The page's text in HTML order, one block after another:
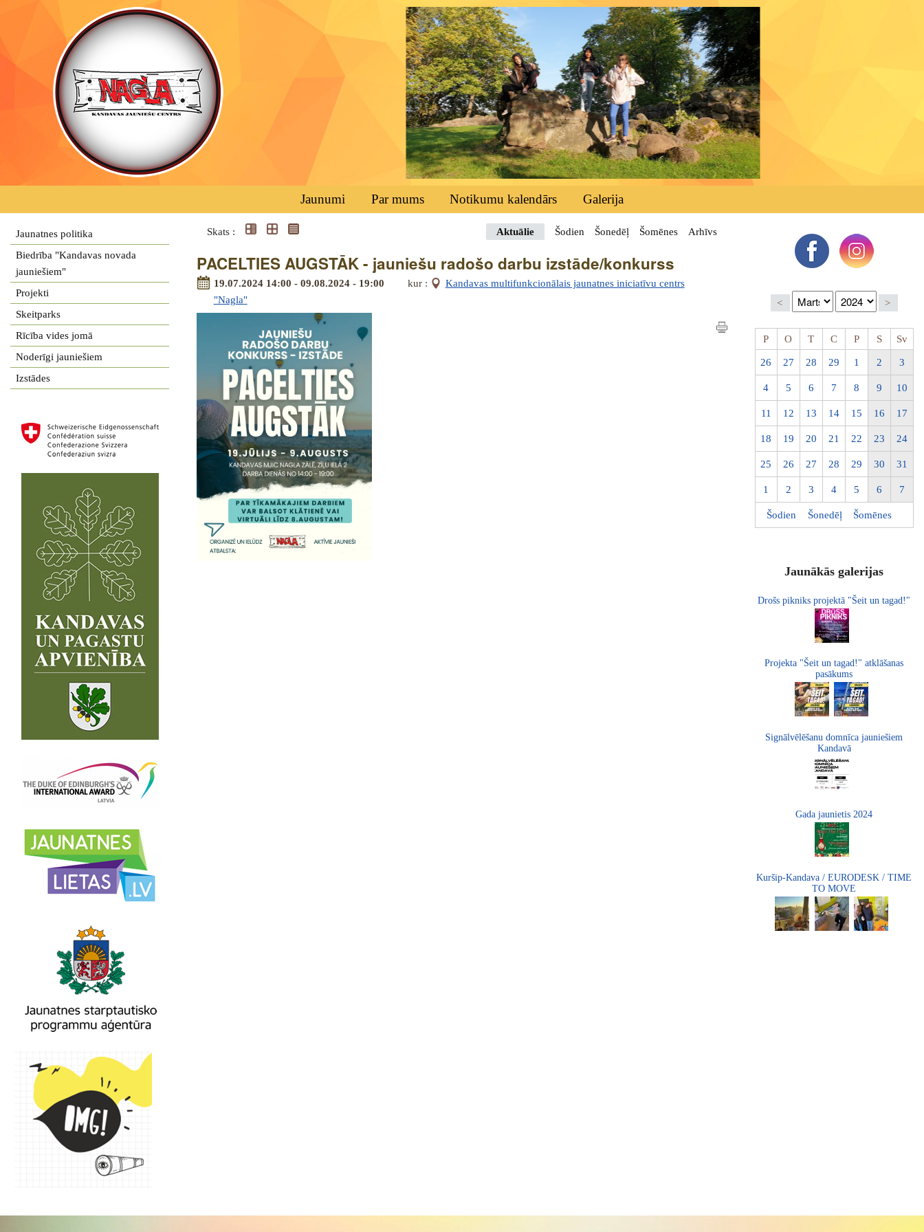
Jaunumi Par mums Notikumu kalendārs Galerija
Jaunatnes politika
Biedrība "Kandavas novada
jauniešiem"
Projekti
Skeitparks
Rīcība vides jomā
Noderīgi jauniešiem
Izstādes
Skats : Aktuālie Šodien Šonedēļ Šomēnes Arhīvs
PACELTIES AUGSTĀK - jauniešu radošo darbu izstāde/konkurss
19.07.2024 14:00 - 09.08.2024 - 19:00 kur :
Kandavas multifunkcionālais jaunatnes iniciatīvu centrs
"Nagla"
< >
P O T C P S Sv
26 27 28 29 1 2 3
4 5 6 7 8 9 10
11 12 13 14 15 16 17
18 19 20 21 22 23 24
25 26 27 28 29 30 31
1 2 3 4 5 6 7
Šodien Šonedēļ Šomēnes
Jaunākās galerijas
Drošs pikniks projektā "Šeit un tagad!"
Projekta "Šeit un tagad!" atklāšanas
pasākums
Signālvēlēšanu domnīca jauniešiem
Kandavā
Gada jaunietis 2024
Kuršip-Kandava / EURODESK / TIME
TO MOVE